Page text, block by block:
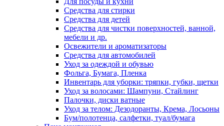
Средства для стирки
Средства для детей
Средства для чистки поверхностей, ванной,
мебели и др.
Освежители и ароматизаторы
Средства для автомобилей
Уход за одеждой и обувью
Фольга, Бумага, Пленка
Инвентарь для уборки: тряпки, губки, щетки
Уход за волосами: Шампуни, Стайлинг
Палочки, диски ватные
Уход за телом: Дезодоранты, Крема, Лосьоны
Бум/полотенца, салфетки, туал/бумага